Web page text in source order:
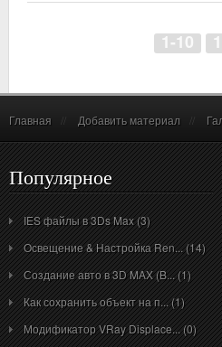
1-10
Главная Добавить материал
Популярное
IES файлы в 3Ds Max (3)
Освещение & Настройка Ren... (14)
Создание авто в 3D MAX (B... (1)
Как сохранить объект на п... (1)
Модификатор VRay Displace... (0)